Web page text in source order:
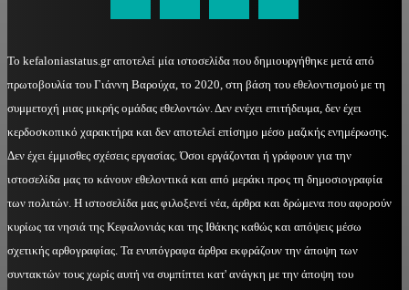
Το kefaloniastatus.gr αποτελεί μία ιστοσελίδα που δημιουργήθηκε μετά από
πρωτοβουλία του Γιάννη Βαρούχα, το 2020, στη βάση του εθελοντισμού με τη
συμμετοχή μιας μικρής ομάδας εθελοντών. Δεν ενέχει επιτήδευμα, δεν έχει
κερδοσκοπικό χαρακτήρα και δεν αποτελεί επίσημο μέσο μαζικής ενημέρωσης.
Δεν έχει έμμισθες σχέσεις εργασίας. Όσοι εργάζονται ή γράφουν για την
ιστοσελίδα μας το κάνουν εθελοντικά και από μεράκι προς τη δημοσιογραφία
των πολιτών. Η ιστοσελίδα μας φιλοξενεί νέα, άρθρα και δρώμενα που αφορούν
κυρίως τα νησιά της Κεφαλονιάς και της Ιθάκης καθώς και απόψεις μέσω
σχετικής αρθογραφίας. Τα ενυπόγραφα άρθρα εκφράζουν την άποψη των
συντακτών τους χωρίς αυτή να συμπίπτει κατ' ανάγκη με την άποψη του